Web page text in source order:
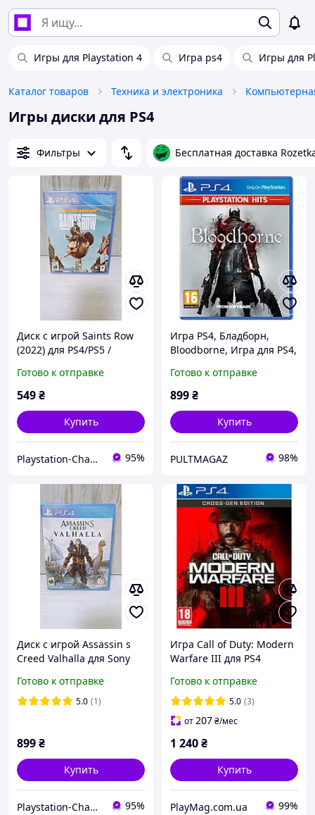
Игры для Playstation 4 Игра ps4 Игры для
Каталог товаров Техника и электроника
Игры диски для PS4
Фильтры Бесплатная доставка
Диск с игрой Saints Row
(2022) для PS4/PS5 /
Готово к отправке
549₴
Купить
Playstation-Change - Магазин Ігрові Приставки, та Аксесуари 95%
Игра PS4, Бладборн,
Bloodborne, Игра для PS4,
Экшн игра
Готово к отправке
899₴
Купить
PULTMAGAZ 98%
Диск с игрой Assassin s
Creed Valhalla для Sony
Готово к отправке
5.0 (1)
899₴
Купить
Playstation-Change - Магазин Ігрові Приставки, та Аксесуари 95%
Игра Call of Duty: Modern
Warfare III для PS4
диск)
Готово к отправке
5.0 (3)
от207₴/мес
1 240₴
Купить
PlayMag.com.ua 99%